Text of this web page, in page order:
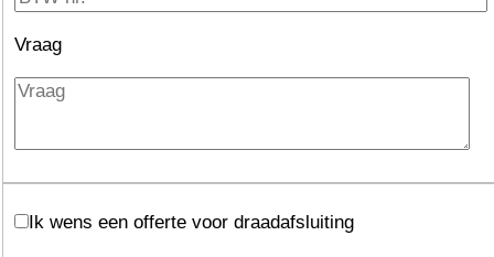
Vraag
Ik wens een offerte voor draadafsluiting